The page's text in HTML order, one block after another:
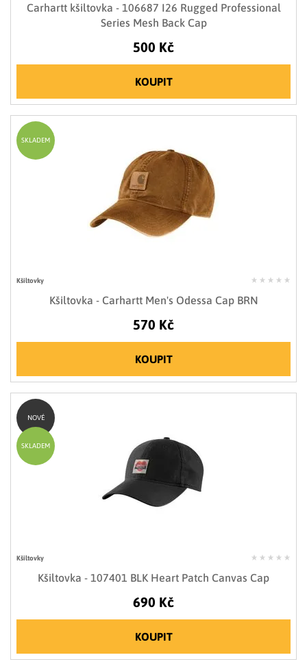
Carhartt kšiltovka - 106687 I26 Rugged Professional
Series Mesh Back Cap
500 Kč
KOUPIT
Kšiltovky
Kšiltovka - Carhartt Men's Odessa Cap BRN
570 Kč
KOUPIT
SKLADEM
Kšiltovky
Kšiltovka - 107401 BLK Heart Patch Canvas Cap
690 Kč
KOUPIT
NOVÉ
SKLADEM